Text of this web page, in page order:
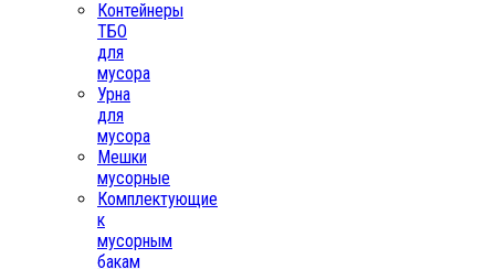
Контейнеры
ТБО
для
мусора
Урна
для
мусора
Мешки
мусорные
Комплектующие
к
мусорным
бакам